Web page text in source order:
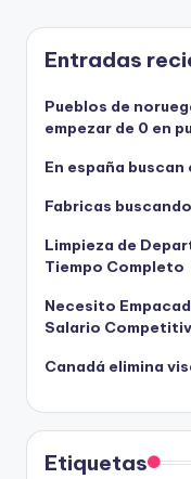
Entradas
Pueblos de
empezar de 0 en
En españa
Fabricas
Limpieza de
Tiempo Completo
Necesito
Salario
Canadá elimina
Etiquetas